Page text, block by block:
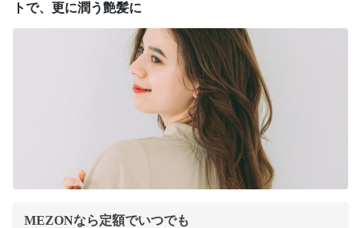
トで、更に潤う艶髪に
MEZONなら定額でいつでも